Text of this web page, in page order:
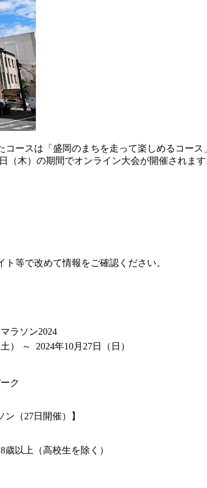
ースは「盛岡のまちを走って楽しめるコー
（木）の期間でオンライン大会が開催されます
等で改めて情報をご確認ください。
ラソン2024
土） ～ 2024年10月27日 （日）
ク
ン（27日開催）】
歳以上（高校生を除く）